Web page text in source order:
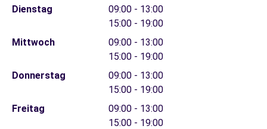
Dienstag
09:00 - 13:00
15:00 - 19:00
Mittwoch
09:00 - 13:00
15:00 - 19:00
Donnerstag
09:00 - 13:00
15:00 - 19:00
Freitag
09:00 - 13:00
15:00 - 19:00